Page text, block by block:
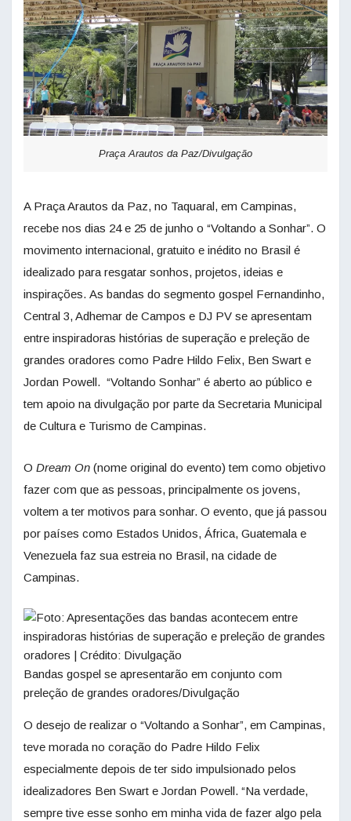
Praça Arautos da Paz/Divulgação
A Praça Arautos da Paz, no Taquaral, em Campinas,
recebe nos dias 24 e 25 de junho o “Voltando a Sonhar”. O
movimento internacional, gratuito e inédito no Brasil é
idealizado para resgatar sonhos, projetos, ideias e
inspirações. As bandas do segmento gospel Fernandinho,
Central 3, Adhemar de Campos e DJ PV se apresentam
entre inspiradoras histórias de superação e preleção de
grandes oradores como Padre Hildo Felix, Ben Swart e
Jordan Powell. “Voltando Sonhar” é aberto ao público e
tem apoio na divulgação por parte da Secretaria Municipal
de Cultura e Turismo de Campinas.
O Dream On (nome original do evento) tem como objetivo
fazer com que as pessoas, principalmente os jovens,
voltem a ter motivos para sonhar. O evento, que já passou
por países como Estados Unidos, África, Guatemala e
Venezuela faz sua estreia no Brasil, na cidade de
Campinas.
Bandas gospel se apresentarão em conjunto com
preleção de grandes oradores/Divulgação
O desejo de realizar o “Voltando a Sonhar”, em Campinas,
teve morada no coração do Padre Hildo Felix
especialmente depois de ter sido impulsionado pelos
idealizadores Ben Swart e Jordan Powell. “Na verdade,
sempre tive esse sonho em minha vida de fazer algo pela